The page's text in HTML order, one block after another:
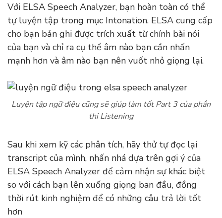
Với ELSA Speech Analyzer, bạn hoàn toàn có thể
tự luyện tập trong mục Intonation. ELSA cung cấp
cho bạn bản ghi được trích xuất từ chính bài nói
của bạn và chỉ ra cụ thể âm nào bạn cần nhấn
mạnh hơn và âm nào bạn nên vuốt nhỏ giọng lại.
Luyện tập ngữ điệu cũng sẽ giúp làm tốt Part 3 của phần
thi Listening
Sau khi xem kỹ các phân tích, hãy thử tự đọc lại
transcript của mình, nhấn nhá dựa trên gợi ý của
ELSA Speech Analyzer để cảm nhận sự khác biệt
so với cách bạn lên xuống giọng ban đầu, đồng
thời rút kinh nghiệm để có những câu trả lời tốt
hơn